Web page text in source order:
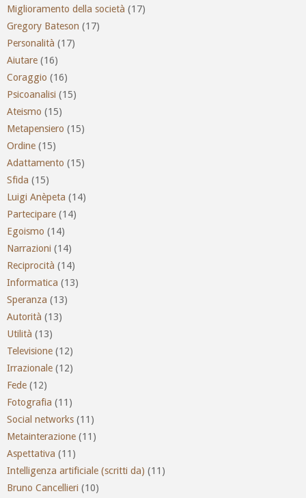
Miglioramento della società (17)
Gregory Bateson (17)
Personalità (17)
Aiutare (16)
Coraggio (16)
Psicoanalisi (15)
Ateismo (15)
Metapensiero (15)
Ordine (15)
Adattamento (15)
Sfida (15)
Luigi Anèpeta (14)
Partecipare (14)
Egoismo (14)
Narrazioni (14)
Reciprocità (14)
Informatica (13)
Speranza (13)
Autorità (13)
Utilità (13)
Televisione (12)
Irrazionale (12)
Fede (12)
Fotografia (11)
Social networks (11)
Metainterazione (11)
Aspettativa (11)
Intelligenza artificiale (scritti da) (11)
Bruno Cancellieri (10)